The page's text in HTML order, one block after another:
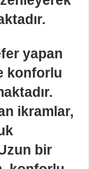
yapan
konforlu
ikramlar,
bir